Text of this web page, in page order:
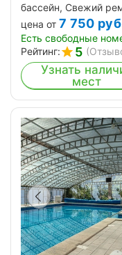
бассейн, Свежий
цена от 7 750
Есть свободные
Рейтинг:
5
Узнать
мест